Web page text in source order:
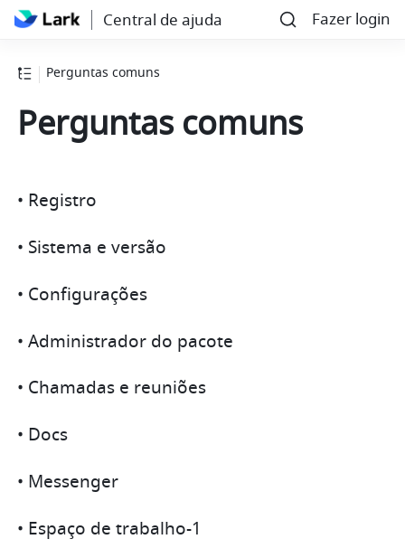
Central de ajuda Fazer login
Perguntas comuns
Perguntas comuns
• Registro
• Sistema e versão
• Configurações
• Administrador do pacote
• Chamadas e reuniões
• Docs
• Messenger
• Espaço de trabalho-1